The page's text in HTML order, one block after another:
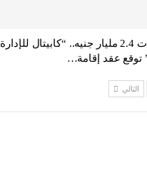
باستثمارات 2.4 مليار جنيه.. “كابيتال للإدارة
توقع عقد إقامة…
التالي